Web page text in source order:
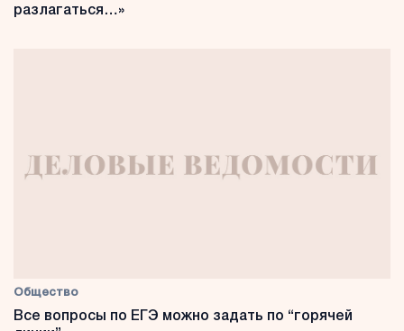
разлагаться…»
Общество
Все вопросы по ЕГЭ можно задать по “горячей